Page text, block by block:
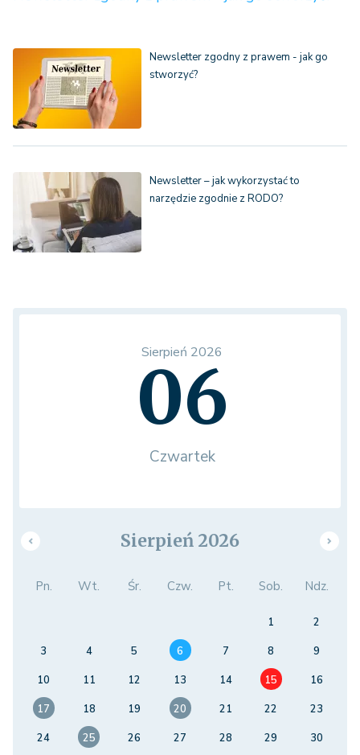
Newsletter zgodny z prawem - jak go
stworzyć?
Newsletter – jak wykorzystać to
narzędzie zgodnie z RODO?
Sierpień 2026
06
Czwartek
Sierpień 2026
Pn. Wt. Śr. Czw. Pt. Sob. Ndz.
1
2
3
4 5 6 7 8
9
10
11 12 13 14 15
16
17
18 19 20 21 22
23
24
25 26 27 28 29 30